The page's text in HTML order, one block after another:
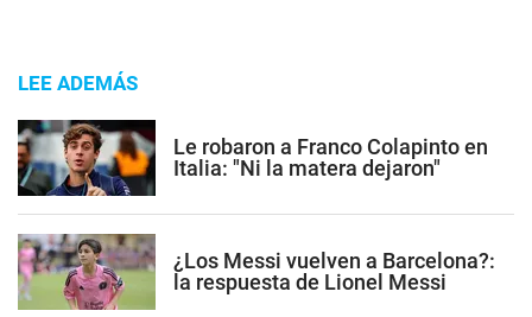
LEE ADEMÁS
Le robaron a Franco Colapinto en
Italia: "Ni la matera dejaron"
¿Los Messi vuelven a Barcelona?:
la respuesta de Lionel Messi